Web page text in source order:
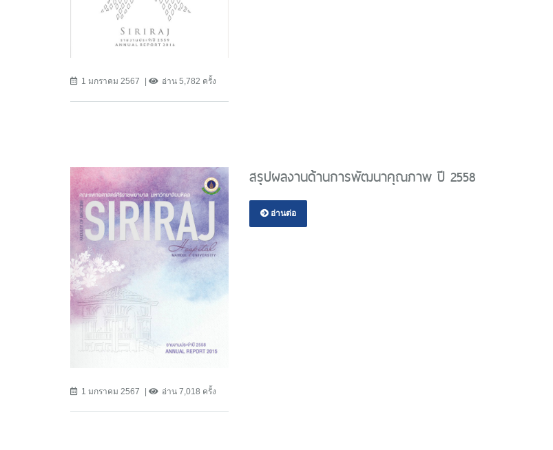
1 มกราคม 2567 อ่าน 5,782 ครั้ง
1 มกราคม 2567 อ่าน 7,018 ครั้ง
สรุปผลงานด้านการพัฒนาคุณภาพ ปี 2558
อ่านต่อ